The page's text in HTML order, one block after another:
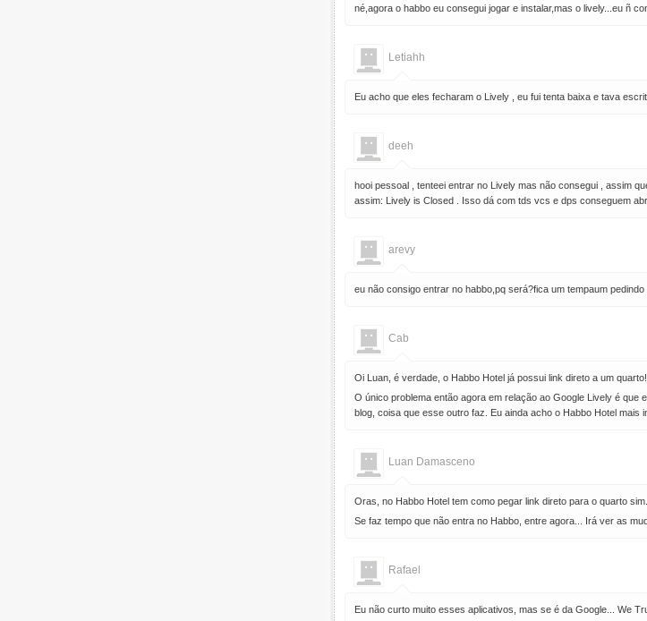
né,agora o habbo eu consegui jogar e instalar,mas o lively...eu ñ
Letiahh
Eu acho que eles fecharam o Lively , eu fui tenta baixa e tava
deeh
hooi pessoal , tenteei entrar no Lively mas não consegui , assim
assim: Lively is Closed . Isso dá com tds vcs e dps conseguem
arevy
eu não consigo entrar no habbo,pq será?fica um tempaum
Cab
Oi Luan, é verdade, o Habbo Hotel já possui link direto a um
O único problema então agora em relação ao Google Lively é
blog, coisa que esse outro faz. Eu ainda acho o Habbo Hotel
Luan Damasceno
Oras, no Habbo Hotel tem como pegar link direto para o quarto sim...
Se faz tempo que não entra no Habbo, entre agora... Irá ver as
Rafael
Eu não curto muito esses aplicativos, mas se é da Google... We